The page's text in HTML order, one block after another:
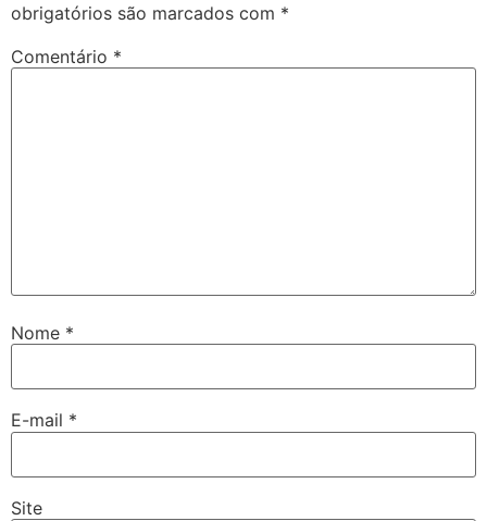
obrigatórios são marcados com *
Comentário *
Nome *
E-mail *
Site